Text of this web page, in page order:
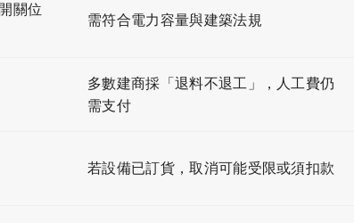
關位
需符合電力容量與建築法規
多數建商採「退料不退工」，人工費仍
需支付
若設備已訂貨，取消可能受限或須扣款